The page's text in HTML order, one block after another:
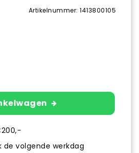
Artikelnummer: 1413800105
de volgende werkdag